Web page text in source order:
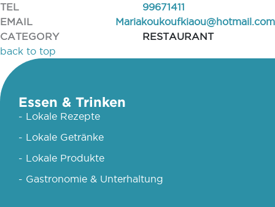
TEL
99671411
EMAIL
Mariakoukoufkiaou@hotmail.com
CATEGORY
RESTAURANT
back to top
Essen & Trinken
- Lokale Rezepte
- Lokale Getränke
- Lokale Produkte
- Gastronomie & Unterhaltung